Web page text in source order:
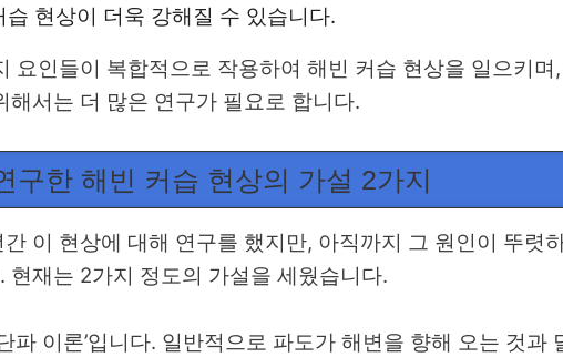
습 현상이 더욱 강해질 수 있습니다.
요인들이 복합적으로 작용하여 해빈 커습 현상을 일으키며
해서는 더 많은 연구가 필요로 합니다.
구한 해빈 커습 현상의 가설 2가지
이 현상에 대해 연구를 했지만, 아직까지 그 원인이 뚜렷
현재는 2가지 정도의 가설을 세웠습니다.
파 이론’입니다. 일반적으로 파도가 해변을 향해 오는 것과